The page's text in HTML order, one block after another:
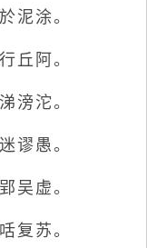
泥涂。
丘阿。
滂沱。
谬愚。
吴虚。
复苏。